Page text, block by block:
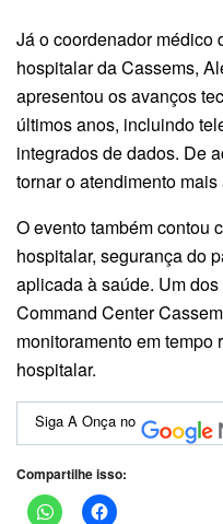
Já o coordenador médico
hospitalar da Cassems,
apresentou os avanços
últimos anos, incluindo
integrados de dados. De
tornar o atendimento
O evento também contou
hospitalar, segurança do
aplicada à saúde. Um
Command Center
monitoramento em
hospitalar.
Siga A Onça no
Compartilhe isso: